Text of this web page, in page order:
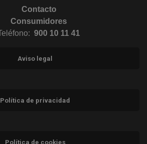
Contacto
Consumidores
Teléfono: 900 10 11 41
Aviso legal
Política de privacidad
Política de cookies